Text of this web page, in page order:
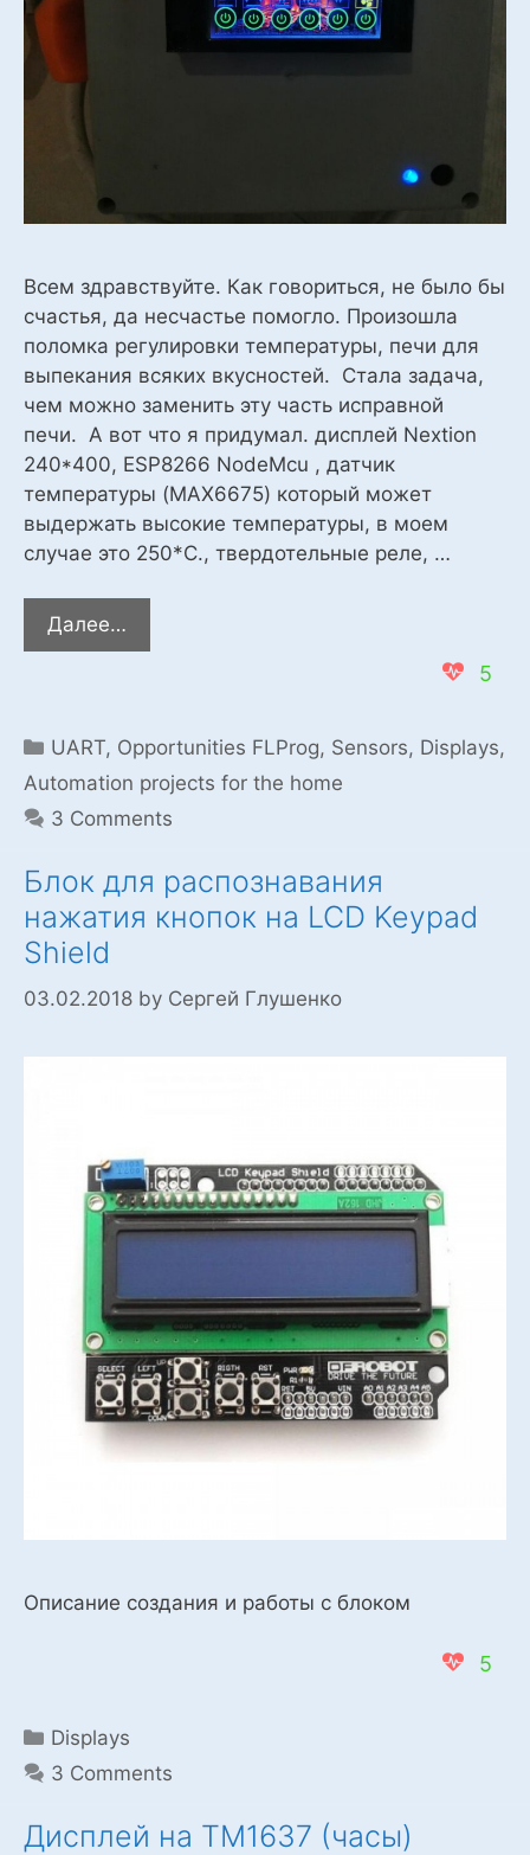
Всем здравствуйте. Как говориться, не было бы
счастья, да несчастье помогло. Произошла
поломка регулировки температуры, печи для
выпекания всяких вкусностей. Стала задача,
чем можно заменить эту часть исправной
печи. А вот что я придумал. дисплей Nextion
240*400, ESP8266 NodeMcu , датчик
температуры (MAX6675) который может
выдержать высокие температуры, в моем
случае это 250*С., твердотельные реле, …
Далее…
управления,
на
датчике
max6675
и
5
Categories
UART, Opportunities FLProg, Sensors, Displays,
Automation projects for the home
3 Comments
Блок для распознавания
нажатия кнопок на LCD Keypad
Shield
03.02.2018 by Сергей Глушенко
Описание создания и работы с блоком
5
Categories
Displays
3 Comments
Дисплей на TM1637 (часы)